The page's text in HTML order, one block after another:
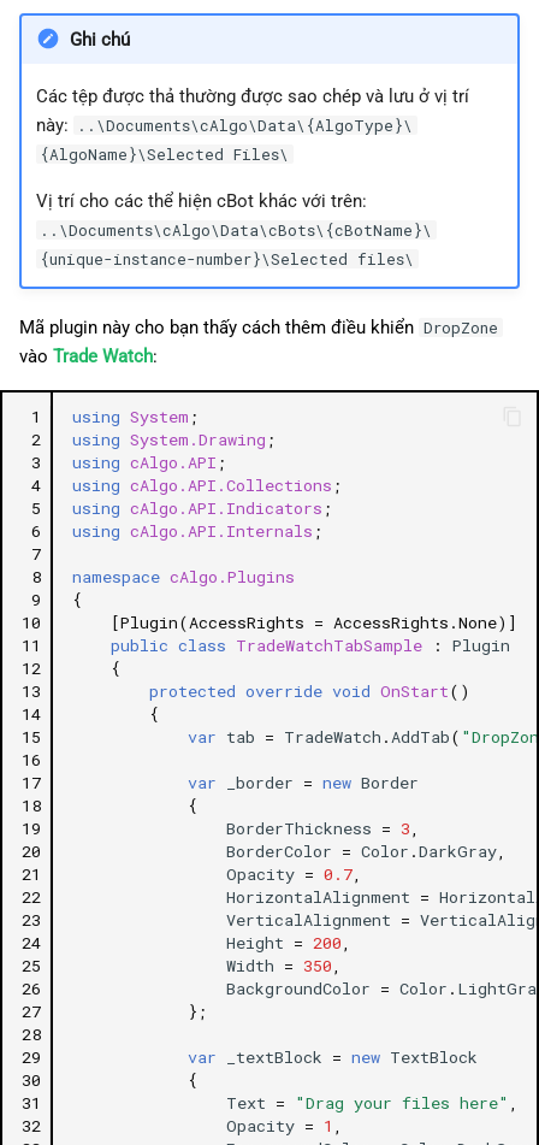
Ghi chú
Các tệp được thả thường được sao chép và lưu ở vị trí
này:
..\Documents\cAlgo\Data\{AlgoType}\
{AlgoName}\Selected Files\
Vị trí cho các thể hiện cBot khác với trên:
..\Documents\cAlgo\Data\cBots\{cBotName}\
{unique-instance-number}\Selected files\
Mã plugin này cho bạn thấy cách thêm điều khiển DropZone
vào Trade Watch:
1
2
3
4
5
6
7
8
9
10
11
12
13
14
15
16
17
18
19
20
21
22
23
24
25
26
27
28
29
30
31
32
using System ;
using System.Drawing ;
using cAlgo.API ;
using cAlgo.API.Collections ;
using cAlgo.API.Indicators ;
using cAlgo.API.Internals ;
namespace cAlgo.Plugins
{
[Plugin(AccessRights = AccessRights.None)]
public class TradeWatchTabSample :
Plugin
{
protected override void OnStart()
{
var tab = TradeWatch . AddTab(
var _border = new Border
{
BorderThickness = 3
BorderColor = Color .DarkGray
Opacity = 0.7
HorizontalAlignment =
VerticalAlignment =
Height = 200
Width = 350
BackgroundColor = Color .
};
var _textBlock = new TextBlock
{
Text = "Drag your files here"
Opacity = 1